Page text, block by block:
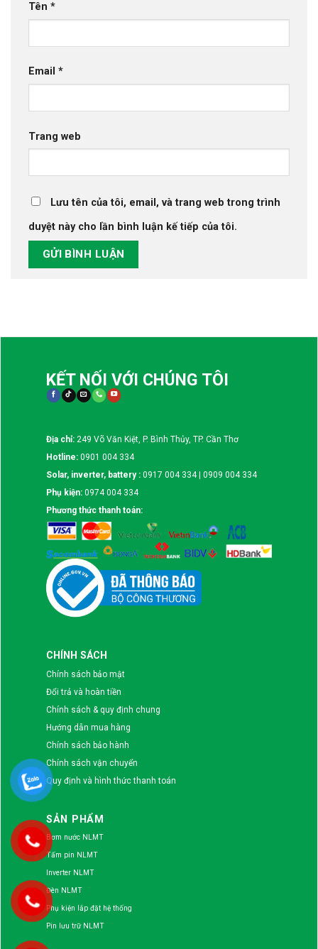
Tên *
Email *
Trang web
Lưu tên của tôi, email, và trang web trong trình
duyệt này cho lần bình luận kế tiếp của tôi.
KẾT NỐI VỚI CHÚNG TÔI
Địa chỉ: 249 Võ Văn Kiệt, P. Bình Thủy, TP. Cần Thơ
Hotline: 0901 004 334
Solar, inverter, battery : 0917 004 334 | 0909 004 334
Phụ kiện: 0974 004 334
Phương thức thanh toán:
CHÍNH SÁCH
Chính sách bảo mật
Đổi trả và hoàn tiền
Chính sách & quy định chung
Hướng dẫn mua hàng
Chính sách bảo hành
Chính sách vận chuyển
Quy định và hình thức thanh toán
SẢN PHẨM
Bơm nước NLMT
Tấm pin NLMT
Inverter NLMT
Đèn NLMT
Phụ kiện lắp đặt hệ thống
Pin lưu trữ NLMT